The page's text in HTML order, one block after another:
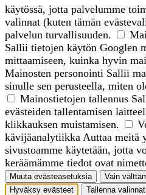
käytössä, jotta palvelumme
valinnat (kuten tämän
palvelun turvallisuuden.
Sallii tietojen käytön Googlen
mittaamiseen, kuinka hyvin
Mainosten personointi Sallii
sinulle sen perusteella, miten
Mainostietojen tallennus
evästeiden tallentamisen
klikkauksen muistamisen.
kävijäanalytiikka Auttaa meitä
sivustoamme käytetään, jotta
keräämämme tiedot ovat
Muuta evästeasetuksia
Vain
Hyväksy evästeet
Tallenna valinnat